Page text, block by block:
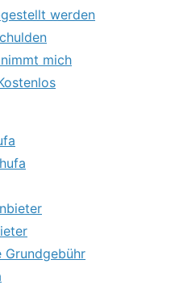
werden
mich
Grundgebühr